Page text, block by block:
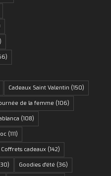
Cadeaux Saint Valentin (150)
de la femme (106)
(108)
(111)
Coffrets cadeaux (142)
Goodies d'été (36)